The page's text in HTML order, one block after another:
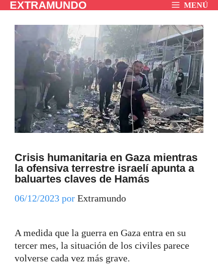
Saltar
contenido
EXTRAMUNDO MENÚ
Crisis humanitaria en Gaza mientras
la ofensiva terrestre israelí apunta a
baluartes claves de Hamás
06/12/2023 por Extramundo
A medida que la guerra en Gaza entra en su
tercer mes, la situación de los civiles parece
volverse cada vez más grave.